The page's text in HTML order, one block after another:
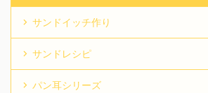
サンドイッチ作り
サンドレシピ
パン耳シリーズ